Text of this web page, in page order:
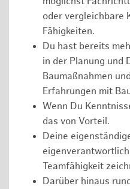
oder vergleichbare
Fähigkeiten.
Du hast bereits
in der Planung und
Baumaßnahmen
Erfahrungen mit
Wenn Du
das von Vorteil.
Deine
Teamfähigkeit
Darüber hinaus